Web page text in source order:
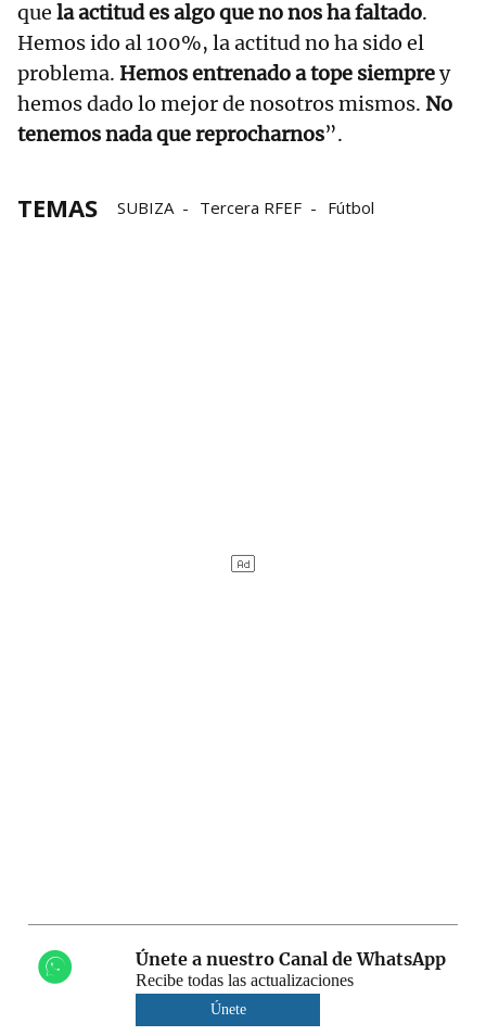
que la actitud es algo que no nos ha faltado.
Hemos ido al 100%, la actitud no ha sido el
problema. Hemos entrenado a tope siemprey
hemos dado lo mejor de nosotros mismos. No
tenemos nada que reprocharnos”.
TEMAS SUBIZA Tercera RFEF Fútbol
Únete a nuestro Canal de WhatsApp
Recibe todas las actualizaciones
Únete